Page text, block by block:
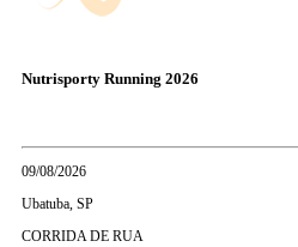
Nutrisporty Running 2026
09/08/2026
Ubatuba, SP
CORRIDA DE RUA